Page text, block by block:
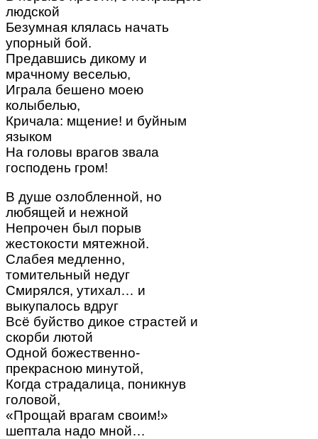
людской
Безумная клялась начать
упорный бой.
Предавшись дикому и
мрачному веселью,
Играла бешено моею
колыбелью,
Кричала: мщение! и буйным
языком
На головы врагов звала
господень гром!
В душе озлобленной, но
любящей и нежной
Непрочен был порыв
жестокости мятежной.
Слабея медленно,
томительный недуг
Смирялся, утихал… и
выкупалось вдруг
Всё буйство дикое страстей и
скорби лютой
Одной божественно-
прекрасною минутой,
Когда страдалица, поникнув
головой,
«Прощай врагам своим!»
шептала надо мной…